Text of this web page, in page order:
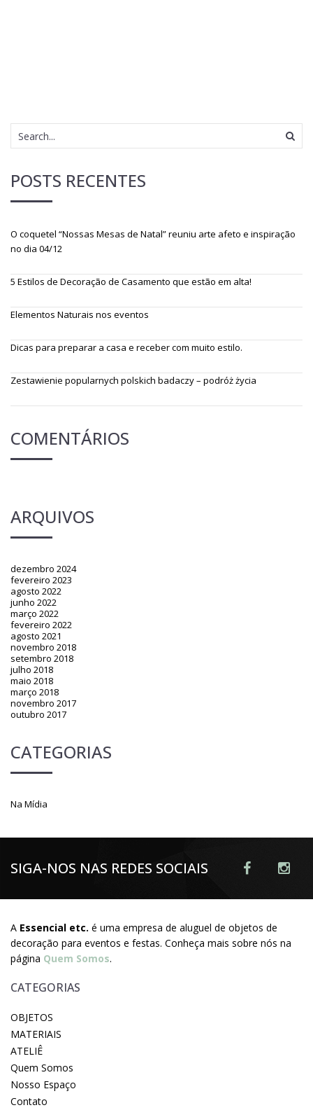
POSTS RECENTES
O coquetel “Nossas Mesas de Natal” reuniu arte afeto e inspiração
no dia 04/12
5 Estilos de Decoração de Casamento que estão em alta!
Elementos Naturais nos eventos
Dicas para preparar a casa e receber com muito estilo.
Zestawienie popularnych polskich badaczy – podróż życia
COMENTÁRIOS
ARQUIVOS
dezembro 2024
fevereiro 2023
agosto 2022
junho 2022
março 2022
fevereiro 2022
agosto 2021
novembro 2018
setembro 2018
julho 2018
maio 2018
março 2018
novembro 2017
outubro 2017
CATEGORIAS
Na Mídia
SIGA-NOS NAS REDES SOCIAIS
A Essencial etc. é uma empresa de aluguel de objetos de
decoração para eventos e festas. Conheça mais sobre nós na
página Quem Somos.
CATEGORIAS
OBJETOS
MATERIAIS
ATELIÊ
Quem Somos
Nosso Espaço
Contato